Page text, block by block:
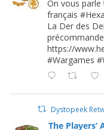
On vous
français
La Der des
https://
#Wargames
Dystopeek
The Players’